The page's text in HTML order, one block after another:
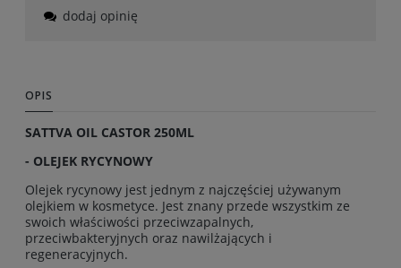
dodaj opinię
OPIS
SATTVA OIL CASTOR 250ML
- OLEJEK RYCYNOWY
Olejek rycynowy jest jednym z najczęściej używanym
olejkiem w kosmetyce. Jest znany przede wszystkim ze
swoich właściwości przeciwzapalnych,
przeciwbakteryjnych oraz nawilżających i
regeneracyjnych.